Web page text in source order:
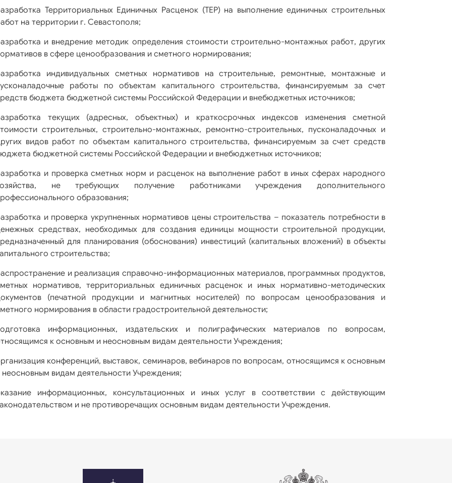
Территориальных Единичных Расценок (ТЕР) на выполнение единичных строительных
на территории г. Севастополя;
и внедрение методик определения стоимости строительно-монтажных работ, других
в сфере ценообразования и сметного нормирования;
индивидуальных сметных нормативов на строительные, ремонтные, монтажные и
работы по объектам капитального строительства, финансируемым за счет
бюджета бюджетной системы Российской Федерации и внебюджетных источников;
текущих (адресных, объектных) и краткосрочных индексов изменения сметной
строительных, строительно-монтажных, ремонтно-строительных, пусконаладочных и
видов работ по объектам капитального строительства, финансируемым за счет средств
бюджетной системы Российской Федерации и внебюджетных источников;
и проверка сметных норм и расценок на выполнение работ в иных сферах народного
не требующих получение работниками учреждения дополнительного
образования;
и проверка укрупненных нормативов цены строительства – показатель потребности в
средствах, необходимых для создания единицы мощности строительной продукции,
для планирования (обоснования) инвестиций (капитальных вложений) в объекты
строительства;
и реализация справочно-информационных материалов, программных продуктов,
нормативов, территориальных единичных расценок и иных нормативно-методических
(печатной продукции и магнитных носителей) по вопросам ценообразования и
нормирования в области градостроительной деятельности;
информационных, издательских и полиграфических материалов по вопросам,
к основным и неосновным видам деятельности Учреждения;
конференций, выставок, семинаров, вебинаров по вопросам, относящимся к основным
неосновным видам деятельности Учреждения;
информационных, консультационных и иных услуг в соответствии с действующим
и не противоречащих основным видам деятельности Учреждения.